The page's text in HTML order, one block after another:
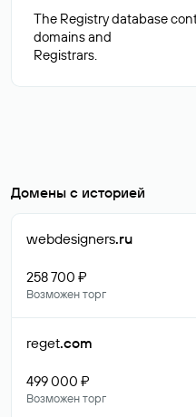
The Registry database
domains and
Домены с историей
webdesigners.ru
258 700 ₽
Возможен торг
reget.com
499 000 ₽
Возможен торг